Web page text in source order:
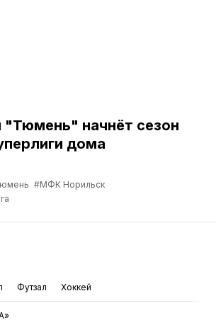
"Тюмень" начнёт сезон
дома
#МФК Норильск
Футзал Хоккей